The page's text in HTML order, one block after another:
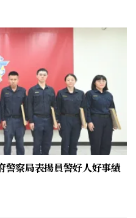
察局表揚員警好人好事績